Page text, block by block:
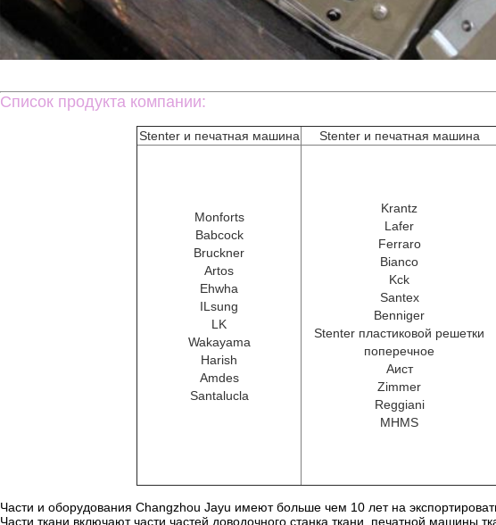
Список продукта компании:
Stenter и печатная машина Stenter и печатная машина
Monforts
Babcock
Bruckner
Artos
Ehwha
ILsung
LK
Wakayama
Harish
Amdes
Santalucla
Krantz
Lafer
Ferraro
Bianco
Kck
Santex
Benniger
Stenter пластиковой решетки
поперечное
Аист
Zimmer
Reggiani
MHMS
Части и оборудования Changzhou Jayu имеют больше чем 10 лет на
Части ткани включают части частей доводочного станка ткани, печатной машины